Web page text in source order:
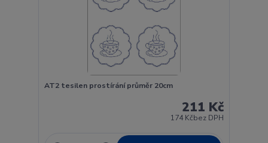
AT2 tesilen prostírání průměr 20cm
211 Kč
174 Kčbez DPH